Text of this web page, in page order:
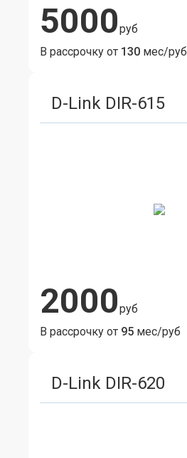
5000руб
В рассрочку от 130 мес/руб
D-Link DIR-615
2000руб
В рассрочку от 95 мес/руб
D-Link DIR-620